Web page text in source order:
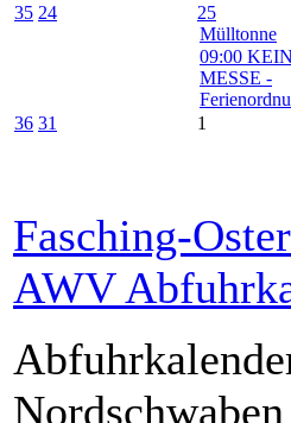
35 24
25
Mülltonne
09:00
MESSE -
36 31 1
Fasching-
AWV
Nordschwaben